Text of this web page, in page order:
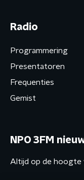
Radio
Programmering
Presentatoren
Frequenties
Gemist
NPO 3FM
Altijd op de hoogte